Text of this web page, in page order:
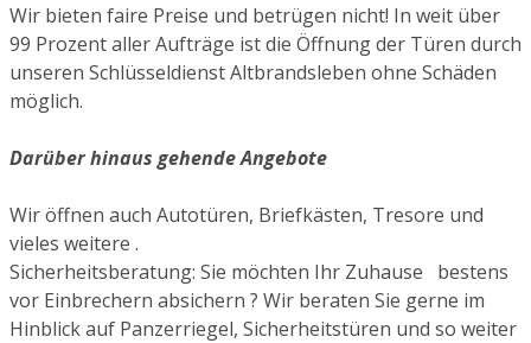
Wir bieten faire Preise und betrügen nicht! In weit über
99 Prozent aller Aufträge ist die Öffnung der Türen durch
unseren Schlüsseldienst Altbrandsleben ohne Schäden
möglich.
Darüber hinaus gehende Angebote
Wir öffnen auch Autotüren, Briefkästen, Tresore und
vieles weitere .
Sicherheitsberatung: Sie möchten Ihr Zuhause bestens
vor Einbrechern absichern ? Wir beraten Sie gerne im
Hinblick auf Panzerriegel, Sicherheitstüren und so weiter